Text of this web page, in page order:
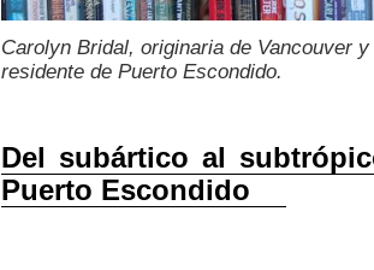
Carolyn Bridal, originaria de Vancouver
residente de Puerto Escondido.
Del subártico al
Puerto Escondido